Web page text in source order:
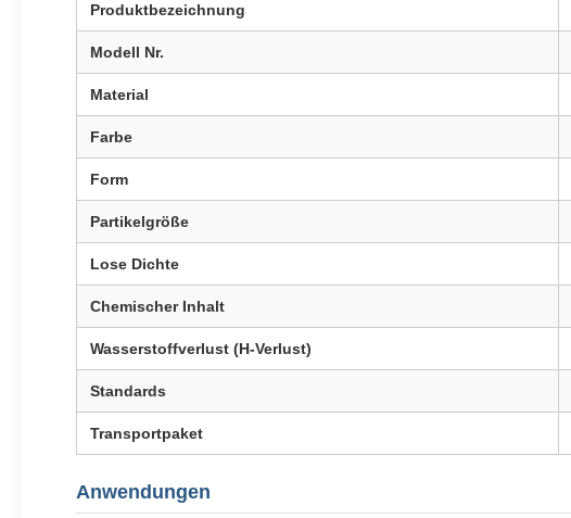
Produktbezeichnung
Modell Nr.
Material
Farbe
Form
Partikelgröße
Lose Dichte
Chemischer Inhalt
Wasserstoffverlust (H-Verlust)
Standards
Transportpaket
Anwendungen